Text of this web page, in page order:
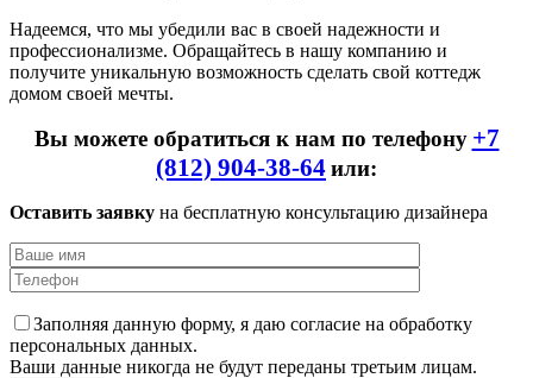
Надеемся, что мы убедили вас в своей надежности и
профессионализме. Обращайтесь в нашу компанию и
получите уникальную возможность сделать свой коттедж
домом своей мечты.
Вы можете обратиться к нам по телефону +7
(812) 904-38-64или:
Оставить заявку на бесплатную консультацию дизайнера
Заполняя данную форму, я даю согласие на обработку
персональных данных.
Ваши данные никогда не будут переданы третьим лицам.